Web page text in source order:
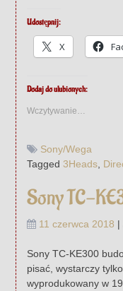
Udostępnij:
X
Dodaj do ulubionych:
Wczytywanie…
Sony/Wega
Tagged3Heads
Sony TC-
11 czerwca 2018 |
Sony TC-KE300
pisać, wystarczy
wyprodukowany w